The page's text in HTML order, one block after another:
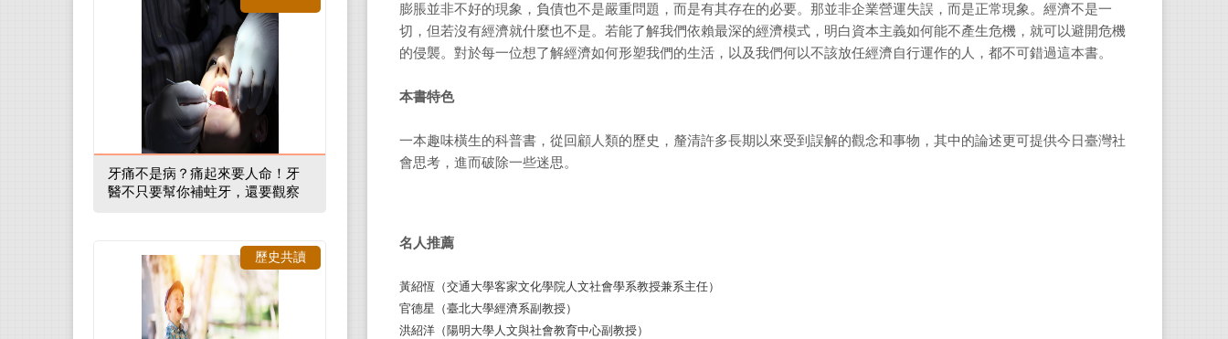
膨脹並非不好的現象，負債也不是嚴重問題，而是有其存在的必要。那並非企業營運失誤，而是正常現象。經濟不是一
切，但若沒有經濟就什麼也不是。若能了解我們依賴最深的經濟模式，明白資本主義如何能不產生危機，就可以避開危機
的侵襲。對於每一位想了解經濟如何形塑我們的生活，以及我們何以不該放任經濟自行運作的人，都不可錯過這本書。
本書特色
一本趣味橫生的科普書，從回顧人類的歷史，釐清許多長期以來受到誤解的觀念和事物，其中的論述更可提供今日臺灣社
會思考，進而破除一些迷思。
名人推薦
黃紹恆（交通大學客家文化學院人文社會學系教授兼系主任）
官德星（臺北大學經濟系副教授）
洪紹洋（陽明大學人文與社會教育中心副教授）
牙痛不是病？痛起來要人命！牙
醫不只要幫你補蛀牙，還要觀察
歷史共讀